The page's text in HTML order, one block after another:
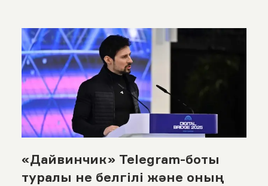
«Дайвинчик» Telegram-боты
туралы не белгілі және оның